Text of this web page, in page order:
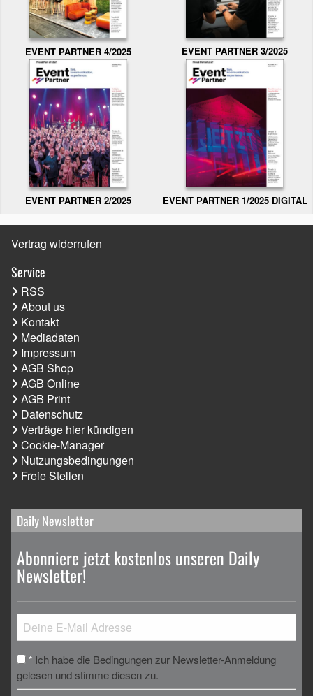
EVENT PARTNER 4/2025 EVENT PARTNER 3/2025
EVENT PARTNER 2/2025 EVENT PARTNER 1/2025 DIGITAL
Vertrag widerrufen
Service
RSS
About us
Kontakt
Mediadaten
Impressum
AGB Shop
AGB Online
AGB Print
Datenschutz
Verträge hier kündigen
Cookie-Manager
Nutzungsbedingungen
Freie Stellen
Daily Newsletter
Abonniere jetzt kostenlos unseren Daily
Newsletter!
* Ich habe die Bedingungen zur Newsletter-Anmeldung
gelesen und stimme diesen zu.